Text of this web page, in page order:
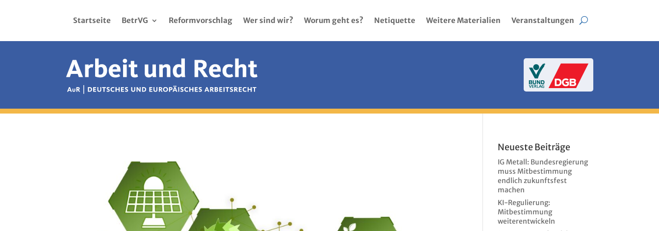
Startseite BetrVG Reformvorschlag Wer sind wir? Worum geht es? Netiquette Weitere Materialien Veranstaltungen
Neueste Beiträge
IG Metall: Bundesregierung
muss Mitbestimmung
endlich zukunftsfest
machen
KI-Regulierung:
Mitbestimmung
weiterentwickeln